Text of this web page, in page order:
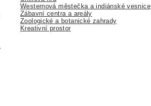
Westernová městečka a indiánské vesnice
Zábavní centra a areály
Zoologické a botanické zahrady
Kreativní prostor